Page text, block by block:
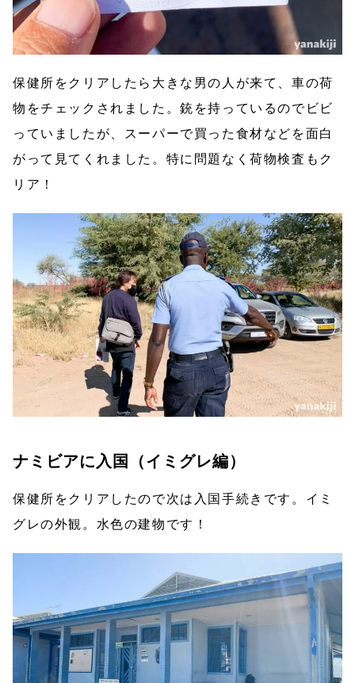
保健所をクリアしたら大きな男の人が来て、車の荷
物をチェックされました。銃を持っているのでビビ
っていましたが、スーパーで買った食材などを面白
がって見てくれました。特に問題なく荷物検査もク
リア！
ナミビアに入国（イミグレ編）
保健所をクリアしたので次は入国手続きです。イミ
グレの外観。水色の建物です！